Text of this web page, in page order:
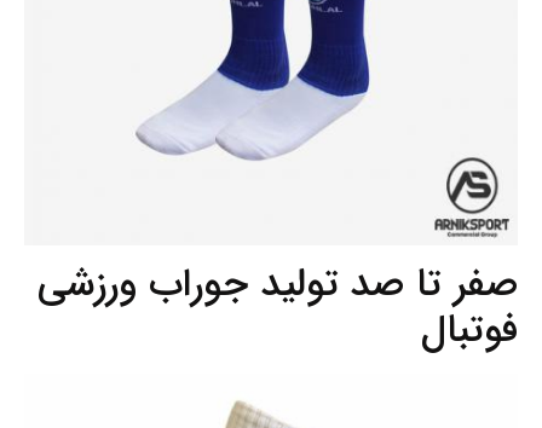
صفر تا صد تولید جوراب ورزشی
فوتبال